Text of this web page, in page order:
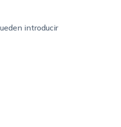
introducir